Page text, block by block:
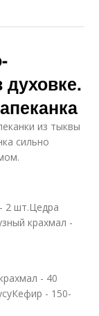
духовке.
из тыквы
сильно
2 шт.Цедра
крахмал -
- 40
- 150-